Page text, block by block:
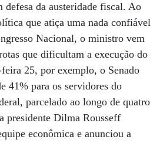
defesa da austeridade fiscal. Ao
que atiça uma nada confiável
Nacional, o ministro vem
que dificultam a execução do
25, por exemplo, o Senado
41% para os servidores do
parcelado ao longo de quatro
presidente Dilma Rousseff
econômica e anunciou a